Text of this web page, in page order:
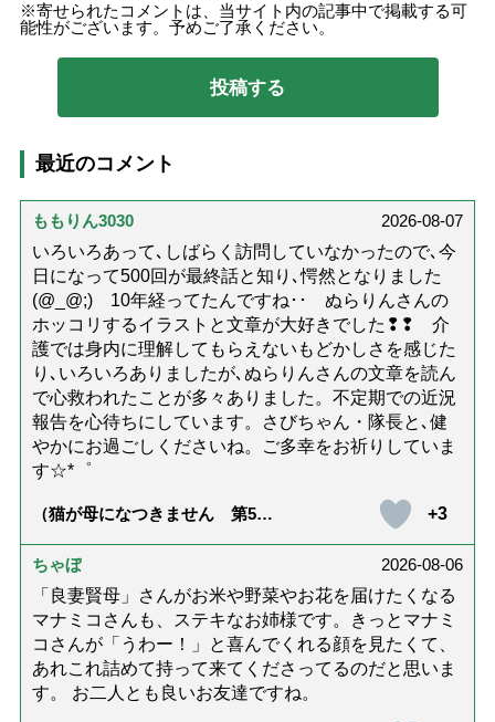
寄せられたコメントは、当サイト内の記事中で掲載する可
能性がございます。予めご了承ください。
最近のコメント
ももりん3030
2026-08-07
いろいろあって､しばらく訪問していなかったので､今
日になって500回が最終話と知り､愕然となりました
(@_@;) 10年経ってたんですね･･ ぬらりんさんの
ホッコリするイラストと文章が大好きでした❢❢ 介
護では身内に理解してもらえないもどかしさを感じた
り､いろいろありましたが､ぬらりんさんの文章を読ん
で心救われたことが多々ありました。不定期での近況
報告を心待ちにしています。さびちゃん・隊長と､健
やかにお過ごしくださいね。ご多幸をお祈りしていま
す☆*゜
（猫が母になつきません 第500
+3
ちゃぼ
2026-08-06
「良妻賢母」さんがお米や野菜やお花を届けたくなる
マナミコさんも、ステキなお姉様です。きっとマナミ
コさんが「うわー！」と喜んでくれる顔を見たくて、
あれこれ詰めて持って来てくださってるのだと思いま
す。 お二人とも良いお友達ですね。